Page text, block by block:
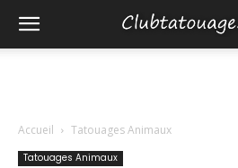
Accueil Tatouages Animaux
Tatouages Animaux